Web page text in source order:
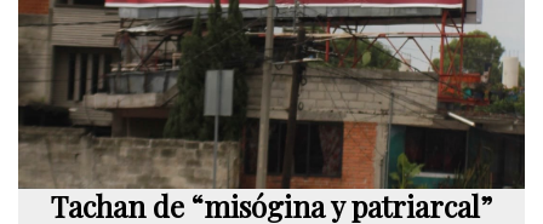
Tachan de “misógina y patriarcal”